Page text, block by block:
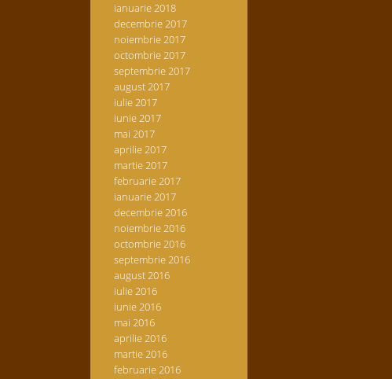
ianuarie 2018
decembrie 2017
noiembrie 2017
octombrie 2017
septembrie 2017
august 2017
iulie 2017
iunie 2017
mai 2017
aprilie 2017
martie 2017
februarie 2017
ianuarie 2017
decembrie 2016
noiembrie 2016
octombrie 2016
septembrie 2016
august 2016
iulie 2016
iunie 2016
mai 2016
aprilie 2016
martie 2016
februarie 2016